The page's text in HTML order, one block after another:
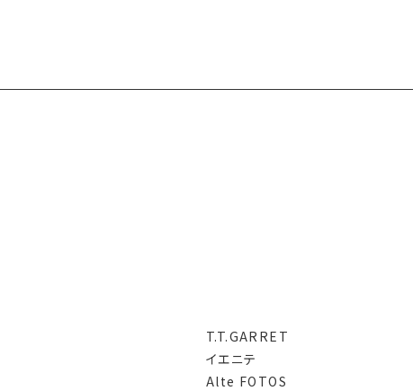
T.T.GARRET
イエニテ
Alte FOTOS